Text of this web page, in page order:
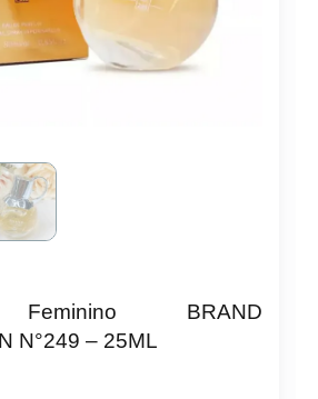
Feminino BRAND
N°249 – 25ML